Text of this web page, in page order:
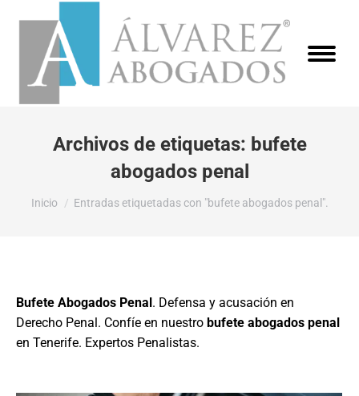
Archivos de etiquetas: bufete
abogados penal
Estás aquí:
Inicio Entradas etiquetadas con "bufete abogados penal".
Bufete Abogados Penal. Defensa y acusación en
Derecho Penal. Confíe en nuestro bufete abogados penal
en Tenerife. Expertos Penalistas.